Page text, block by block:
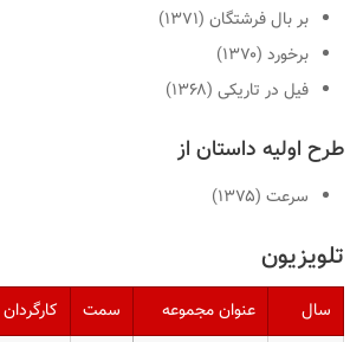
بر بال فرشتگان (۱۳۷۱)
برخورد (۱۳۷۰)
فیل در تاریکی (۱۳۶۸)
طرح اولیه داستان از
سرعت (۱۳۷۵)
تلویزیون
سال عنوان مجموعه سمت کارگردان